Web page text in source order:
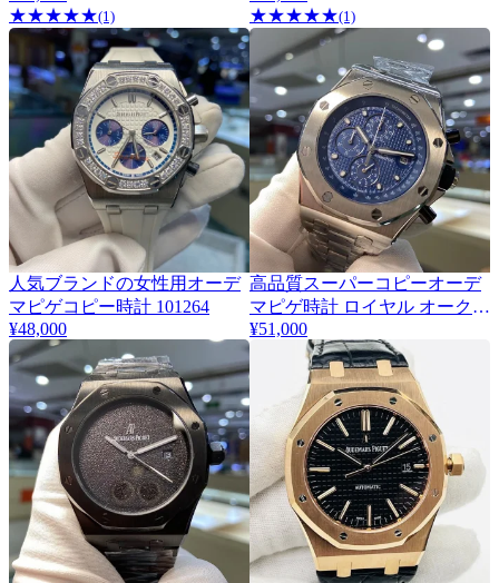
時計
★★★★★(1)
★★★★★(1)
人気ブランドの女性用オーデ
マピゲコピー時計 101264
¥48,000
高品質スーパーコピーオーデ
マピゲ時計 ロイヤル オーク
オフショア
26470ST.OO.A101CR.01
¥51,000